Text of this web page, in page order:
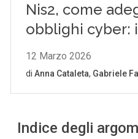
Indice degli